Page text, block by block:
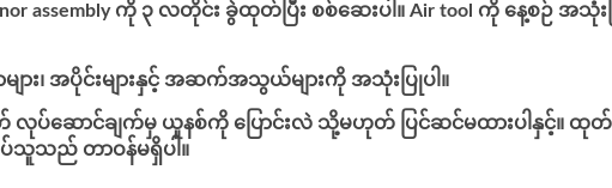
assembly ကို ၃ လတိုင်း ခွဲထုတ်ပြီး စစ်ဆေးပါ။ Air tool ကို နေ့စ
ား၊ အပိုင်းများနှင့် အဆက်အသွယ်များကို အသုံးပြုပါ။
လုပ်ဆောင်ချက်မှ ယူနစ်ကို ပြောင်းလဲ သို့မဟုတ် ပြင်ဆင်မထားပါနှင့်။ ထု
သည် တာဝန်မရှိပါ။